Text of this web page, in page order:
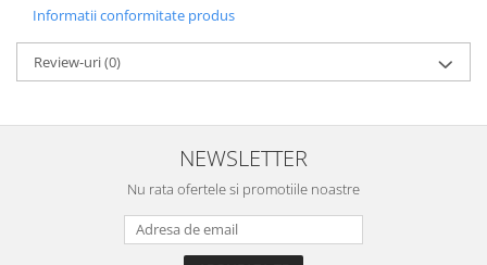
Informatii conformitate produs
Review-uri(0)
NEWSLETTER
Nu rata ofertele si promotiile noastre